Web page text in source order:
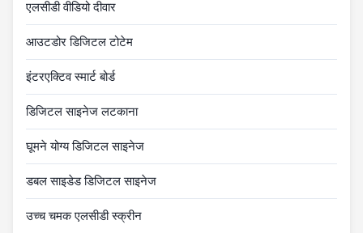
एलसीडी वीडियो दीवार
आउटडोर डिजिटल टोटेम
इंटरएक्टिव स्मार्ट बोर्ड
डिजिटल साइनेज लटकाना
घूमने योग्य डिजिटल साइनेज
डबल साइडेड डिजिटल साइनेज
उच्च चमक एलसीडी स्क्रीन